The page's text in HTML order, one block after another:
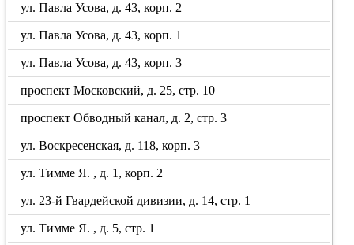
ул. Павла Усова, д. 43, корп. 2
ул. Павла Усова, д. 43, корп. 1
ул. Павла Усова, д. 43, корп. 3
проспект Московский, д. 25, стр. 10
проспект Обводный канал, д. 2, стр. 3
ул. Воскресенская, д. 118, корп. 3
ул. Тимме Я. , д. 1, корп. 2
ул. 23-й Гвардейской дивизии, д. 14, стр. 1
ул. Тимме Я. , д. 5, стр. 1